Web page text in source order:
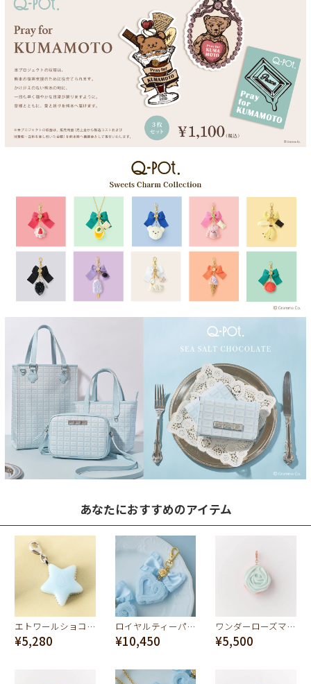
あなたにおすすめのアイテム
エトワールショコラ チャーム（ライトブルー）
¥5,280
ロイヤルティーパーティーケーキ バッグチャーム
¥10,450
ワンダーローズマカロンチャーム
¥5,500